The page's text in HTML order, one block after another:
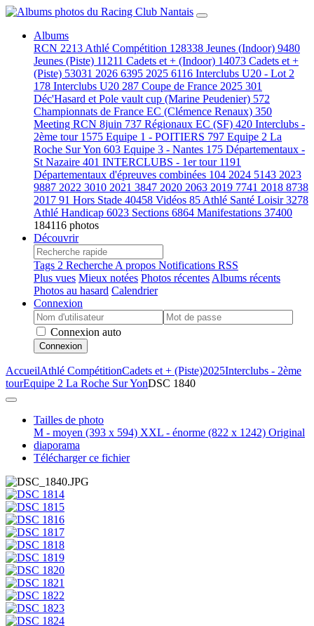
Albums
RCN 2213 Athlé Compétition 128338 Jeunes (Indoor) 9480
Jeunes (Piste) 11211 Cadets et + (Indoor) 14073 Cadets et +
(Piste) 53031 2026 6395 2025 6116 Interclubs U20 - Lot 2
178 Interclubs U20 287 Coupe de France 2025 301
Déc'Hasard et Pole vault cup (Marine Peudenier) 572
Championnats de France EC (Clémence Renaux) 350
Meeting RCN 8juin 737 Régionaux EC (SF) 420 Interclubs -
2ème tour 1575 Equipe 1 - POITIERS 797 Equipe 2 La
Roche Sur Yon 603 Equipe 3 - Nantes 175 Départementaux -
St Nazaire 401 INTERCLUBS - 1er tour 1191
Départementaux d'épreuves combinées 104 2024 5143 2023
9887 2022 3010 2021 3847 2020 2063 2019 7741 2018 8738
2017 91 Hors Stade 40458 Vidéos 85 Athlé Santé Loisir3278
Athlé Handicap 6023 Sections 6864 Manifestations 37400
184116 photos
Découvrir
Tags 2 Recherche A propos Notifications RSS
Plus vues Mieux notées Photos récentes Albums récents
Photos au hasard Calendrier
Connexion
Connexion auto
Connexion
AccueilAthlé CompétitionCadets et + (Piste)2025Interclubs - 2ème
tourEquipe 2 La Roche Sur YonDSC 1840
Tailles de photo
M - moyen (393 x 594) XXL - énorme (822 x 1242) Original
diaporama
Télécharger ce fichier